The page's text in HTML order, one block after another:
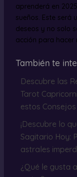
aprenderá en
sueños. Este será
deseos y no solo
acción para hacer
También te
Descubre las
Tarot
estos
¡Descubre lo
Sagitario Hoy:
astrales
¿Qué le gusta